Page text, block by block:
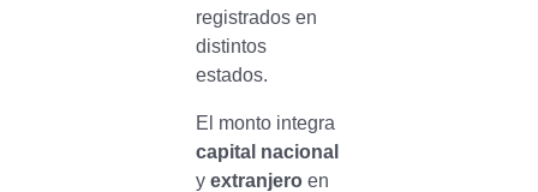
registrados en
distintos
estados.
El monto integra
capital nacional
y extranjeroen